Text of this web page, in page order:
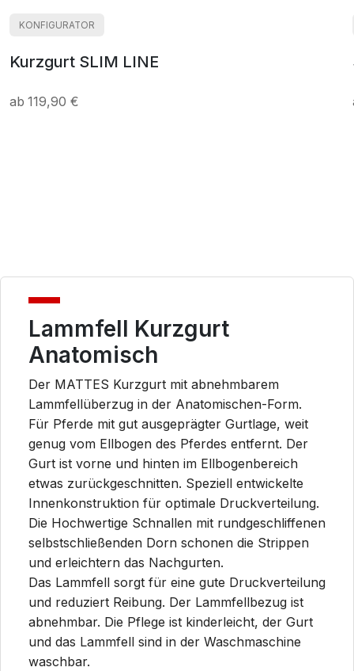
KONFIGURATOR
Kurzgurt SLIM LINE
119,90 €
Lammfell Kurzgurt
Anatomisch
Der MATTES Kurzgurt mit abnehmbarem
Lammfellüberzug in der Anatomischen-Form.
Für Pferde mit gut ausgeprägter Gurtlage, weit
genug vom Ellbogen des Pferdes entfernt. Der
Gurt ist vorne und hinten im Ellbogenbereich
etwas zurückgeschnitten. Speziell entwickelte
Innenkonstruktion für optimale Druckverteilung.
Die Hochwertige Schnallen mit rundgeschliffenen
selbstschließenden Dorn schonen die Strippen
und erleichtern das Nachgurten.
Das Lammfell sorgt für eine gute Druckverteilung
und reduziert Reibung. Der Lammfellbezug ist
abnehmbar. Die Pflege ist kinderleicht, der Gurt
und das Lammfell sind in der Waschmaschine
waschbar.